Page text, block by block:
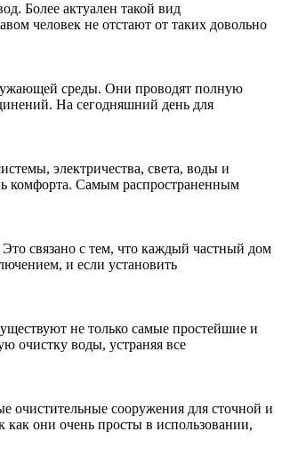
Более актуален такой вид
человек не отстают от таких довольно
среды. Они проводят полную
На сегодняшний день для
электричества, света, воды и
комфорта. Самым распространенным
связано с тем, что каждый частный дом
и если установить
не только самые простейшие и
очистку воды, устраняя все
очистительные сооружения для сточной и
как они очень просты в использовании,